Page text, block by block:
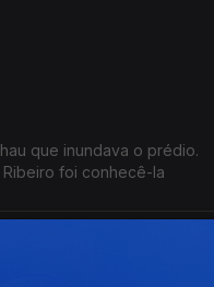
que inundava o prédio.
Ribeiro foi conhecê-la